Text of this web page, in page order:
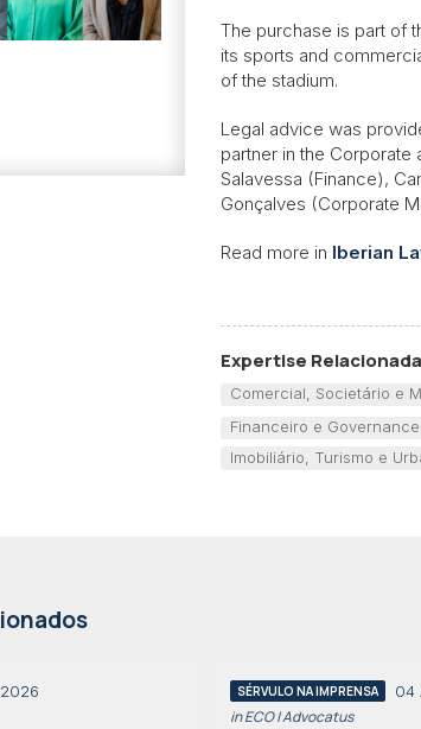
The purchase is part of
its sports and
of the stadium.
Legal advice was
partner in the Corporate
Salavessa (Finance),
Gonçalves (Corporate
Read more in Iberian
Expertise Relacionada
Comercial, Societário e
Financeiro e Governance
Imobiliário, Turismo e
SÉRVULO NA IMPRENSA 04
in ECO | Advocatus